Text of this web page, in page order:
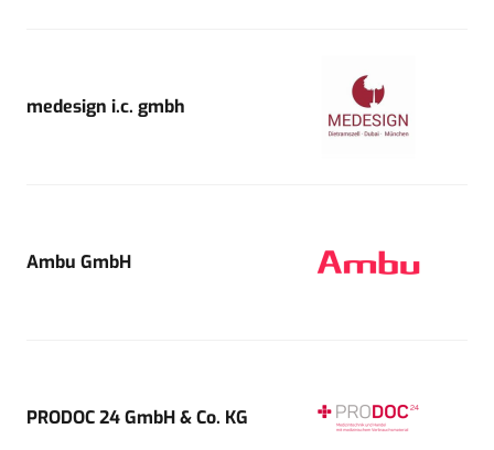
medesign i.c. gmbh
Ambu GmbH
PRODOC 24 GmbH & Co. KG